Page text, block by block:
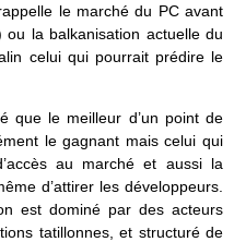
le marché du PC avant
ou la balkanisation actuelle du
celui qui pourrait prédire le
que le meilleur d’un point de
le gagnant mais celui qui
au marché et aussi la
d’attirer les développeurs.
est dominé par des acteurs
tatillonnes, et structuré de